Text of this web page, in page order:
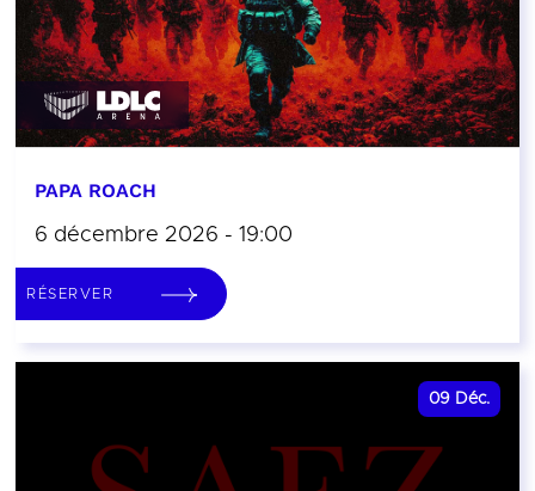
PAPA ROACH
6 décembre 2026 - 19:00
RÉSERVER
09 Déc.